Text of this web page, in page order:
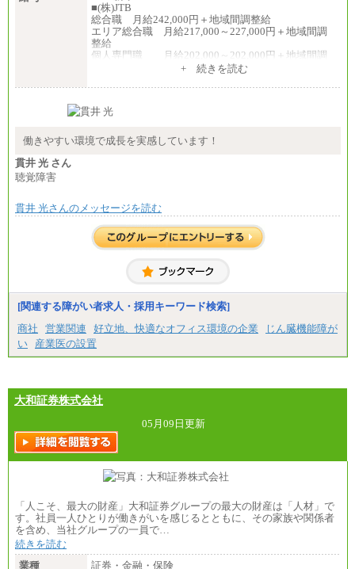
■(株)JTB
総合職 月給242,000円＋地域間調整給
エリア総合職 月給217,000～227,000円＋地域間調
整給
個人専門職 月給202,000～202,000円＋地域間調
総合職 月給208,000～235,000円
※詳細はJTBキャリアサイトよりご確認ください。
総合職 月給220,000～230,000円＋地域間調整給
整給
※詳細はJTBキャリアサイトよりご確認ください。
■(株)JTBコミュニケーションデザイン
総合職 月給230,000円
みなし残業手当：20,000円（一律支給）※みなし
残業手当の残業時間は10.43時間。
間に応じて、時間外手当等を支給。
エリアサポート職 月給188,000円
■（株）JTBグローバルマーケティング＆トラベル
訪日事業職 月給202,000～227,000円＋地域間調整
給
※詳細はJTBキャリアサイトよりご確認ください。
■(株)JTBビジネストランスフォーム
総合職 月給205,000～225,000円＋地域間調整給
※詳細はJTBキャリアサイトよりご確認ください。
■(株)JTBデータサービス ※2027年新卒募集終了
※詳細はJTBキャリアサイトよりご確認ください。
+ 続きを読む
働きやすい環境で成長を実感しています！
貫井 光 さん
聴覚障害
貫井 光さんのメッセージを読む
[関連する障がい者求人・採用キーワード検索]
商社
営業関連 好立地、快適なオフィス環境の企業
じん臓機能障が
い
産業医の設置
大和証券株式会社
05月09日更新
「人こそ、最大の財産」大和証券グループの最大の財産は「人材」で
す。社員一人ひとりが働きがいを感じるとともに、その家族や関係者
を含め、当社グループの一員で…
続きを読む
業種
証券・金融・保険